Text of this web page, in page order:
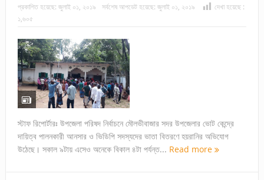
প্রকাশিত হয়েছে: জুলাই ০১, ২০১৯ সর্বশেষ আপডেট হয়েছে: জুলাই ০১, ২০১৯
দেখা হয়েছে :
১,৬০৫
স্টাফ রিপোর্টারঃ উপজেলা পরিষদ নির্বাচনে মৌলভীবাজার সদর উপজেলার ভোট কেন্দ্রে
দায়িত্ব পালনকারী আনসার ও ভিডিপি সদস্যদের ভাতা বিতরণে হয়রানির অভিযোগ
উঠেছে। সকাল ৯টায় এসেও অনেকে বিকাল ৪টা পর্যন্ত... Read more